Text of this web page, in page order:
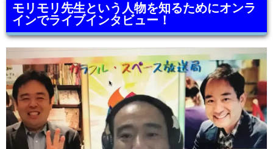
モリモリ先生という人物を知るためにオンラ
インでライブインタビュー！